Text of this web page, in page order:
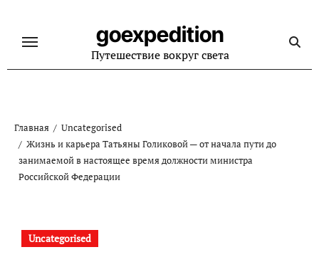
содержанию
goexpedition
Путешествие вокруг света
Главная
Uncategorised
Жизнь и карьера Татьяны Голиковой — от начала пути до
занимаемой в настоящее время должности министра
Российской Федерации
Uncategorised